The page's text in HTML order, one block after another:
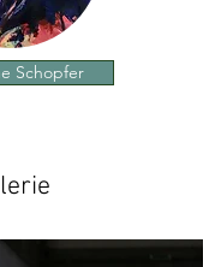
Schopfer